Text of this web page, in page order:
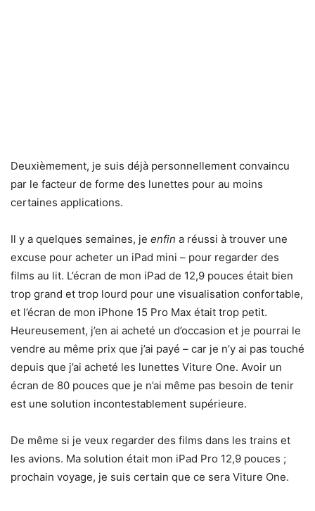
Deuxièmement, je suis déjà personnellement convaincu
par le facteur de forme des lunettes pour au moins
certaines applications.
Il y a quelques semaines, je enfin a réussi à trouver une
excuse pour acheter un iPad mini – pour regarder des
films au lit. L’écran de mon iPad de 12,9 pouces était bien
trop grand et trop lourd pour une visualisation confortable,
et l’écran de mon iPhone 15 Pro Max était trop petit.
Heureusement, j’en ai acheté un d’occasion et je pourrai le
vendre au même prix que j’ai payé – car je n’y ai pas touché
depuis que j’ai acheté les lunettes Viture One. Avoir un
écran de 80 pouces que je n’ai même pas besoin de tenir
est une solution incontestablement supérieure.
De même si je veux regarder des films dans les trains et
les avions. Ma solution était mon iPad Pro 12,9 pouces ;
prochain voyage, je suis certain que ce sera Viture One.